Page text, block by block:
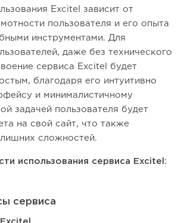
Excitel зависит от
пользователя и его опыта
инструментами. Для
даже без технического
сервиса Excitel будет
благодаря его интуитивно
и минималистичному
задачей пользователя будет
на свой сайт, что также
сложностей.
использования сервиса Excitel:
сервиса